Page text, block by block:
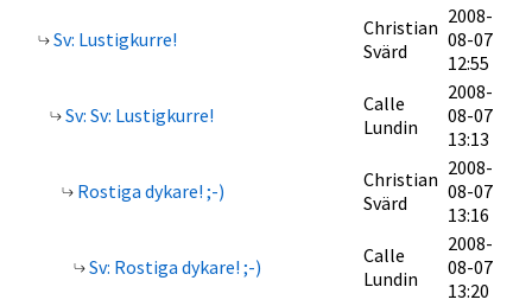
Sv: Lustigkurre!
Christian
Svärd
2008-
08-07
12:55
Sv: Sv: Lustigkurre!
Calle
Lundin
2008-
08-07
13:13
Rostiga dykare! ;-)
Christian
Svärd
2008-
08-07
13:16
Sv: Rostiga dykare! ;-)
Calle
Lundin
2008-
08-07
13:20